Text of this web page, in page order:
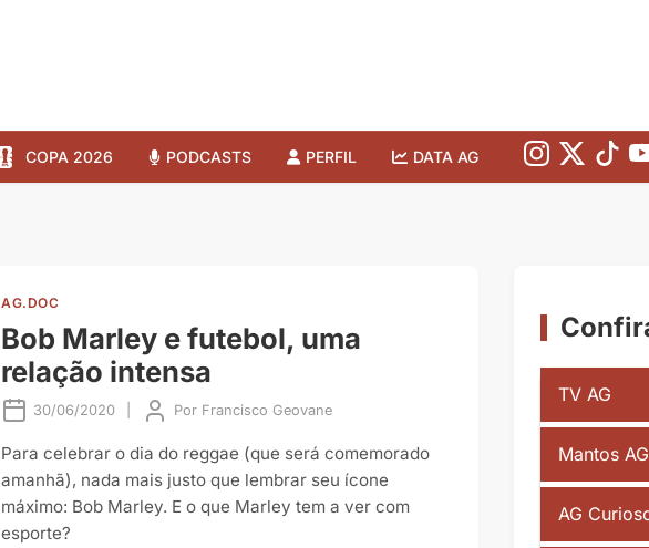
COPA 2026 PODCASTS PERFIL DATA AG
AG.DOC
Bob Marley e futebol, uma
relação intensa
30/06/2020 Por Francisco Geovane
Para celebrar o dia do reggae (que será comemorado
amanhã), nada mais justo que lembrar seu ícone
máximo: Bob Marley. E o que Marley tem a ver com
esporte?
TV AG
Mantos AG
AG